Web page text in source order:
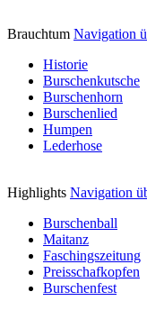
Brauchtum Navigation
Historie
Burschenkutsche
Burschenhorn
Burschenlied
Humpen
Lederhose
Highlights Navigation
Burschenball
Maitanz
Faschingszeitung
Preisschafkopfen
Burschenfest